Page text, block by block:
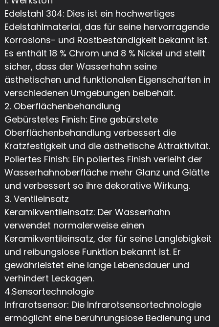
Edelstahl 304: Dies ist ein hochwertiges
Edelstahlmaterial, das für seine hervorragende
Korrosions- und Rostbeständigkeit bekannt ist.
Es enthält 18 % Chrom und 8 % Nickel und stellt
sicher, dass der Wasserhahn seine
ästhetischen und funktionalen Eigenschaften in
verschiedenen Umgebungen beibehält.
2. Oberflächenbehandlung
Gebürstetes Finish: Eine gebürstete
Oberflächenbehandlung verbessert die
Kratzfestigkeit und die ästhetische Attraktivität.
Poliertes Finish: Ein poliertes Finish verleiht der
Wasserhahnoberfläche mehr Glanz und Glätte
und verbessert so ihre dekorative Wirkung.
3. Ventileinsatz
Keramikventileinsatz: Der Wasserhahn
verwendet normalerweise einen
Keramikventileinsatz, der für seine Langlebigkeit
und reibungslose Funktion bekannt ist. Er
gewährleistet eine lange Lebensdauer und
verhindert Leckagen.
4.Sensortechnologie
Infrarotsensor: Die Infrarotsensortechnologie
ermöglicht eine berührungslose Bedienung und